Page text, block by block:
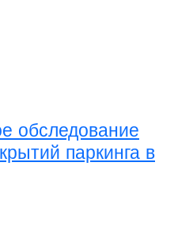
обследование
паркинга в